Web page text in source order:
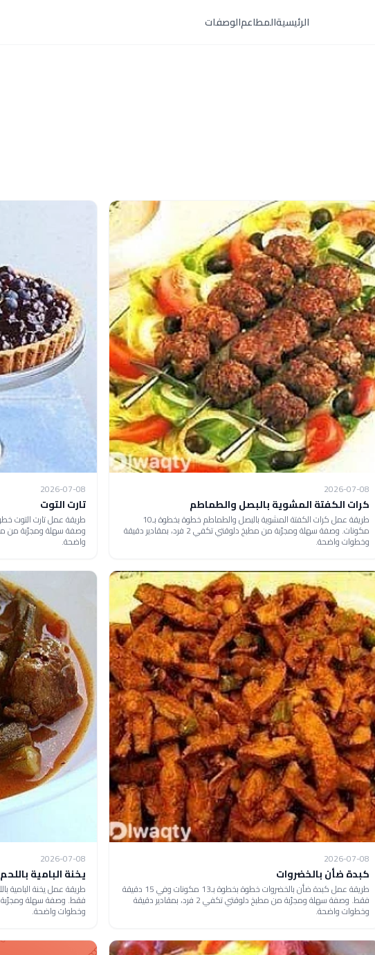
الرئيسيةالمطاعمالوصفات
2026-07-08
كرات الكفتة المشوية بالبصل والطماطم
طريقة عمل كرات الكفتة المشوية بالبصل والطماطم خطوة بخطوة بـ10
مكونات. وصفة سهلة ومجرّبة من مطبخ دلوقتي تكفي 2 فرد، بمقادير دقيقة
وخطوات واضحة.
2026-07-08
تارت التوت
واضحة.
2026-07-08
كبدة ضأن بالخضروات
طريقة عمل كبدة ضأن بالخضروات خطوة بخطوة بـ13 مكونات وفي 15 دقيقة
فقط. وصفة سهلة ومجرّبة من مطبخ دلوقتي تكفي 2 فرد، بمقادير دقيقة
وخطوات واضحة.
2026-07-08
يخنة البامية باللحم
وخطوات واضحة.